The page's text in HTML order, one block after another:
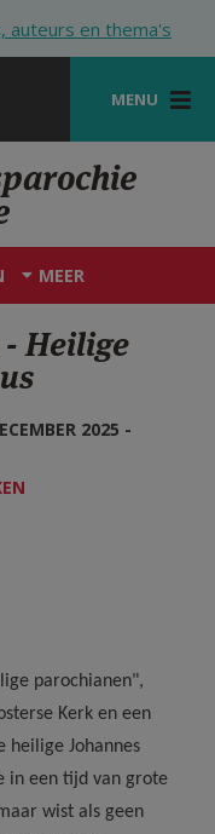
auteurs en thema's
MENU
MEER
Heilige
2025 -
parochianen",
Kerk en een
heilige Johannes
in een tijd van grote
wist als geen